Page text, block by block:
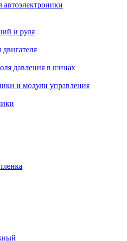
автоэлектроники
и руля
давления в шинах
и модули управления